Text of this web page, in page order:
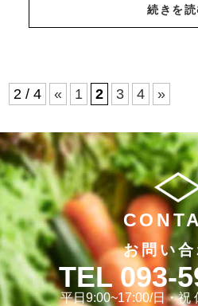
続きを読
2 / 4 « 1 2 3 4 »
お問い合
093-
平日9:00~17:00/日・祝